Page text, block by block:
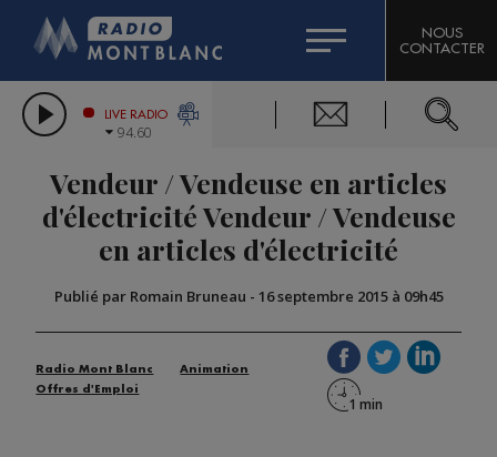
LES CHRONIQUES DE L'EXPERT
CITIZEN MACHINERY
GRAND MASSIF DOMAINES SKIABLES
BIGARD
COMPAGNIE DU MONT-BLANC
NOUS
CONTACTER
LIVE RADIO
94.60
Vendeur / Vendeuse en articles
d'électricité Vendeur / Vendeuse
en articles d'électricité
Publié par Romain Bruneau - 16 septembre 2015 à 09h45
Radio Mont Blanc
Animation
Offres d'Emploi